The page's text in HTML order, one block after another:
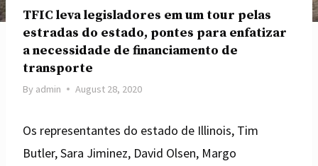
TFIC leva legisladores em um tour pelas
estradas do estado, pontes para enfatizar
a necessidade de financiamento de
transporte
By admin August 28, 2020
Os representantes do estado de Illinois, Tim
Butler, Sara Jiminez, David Olsen, Margo